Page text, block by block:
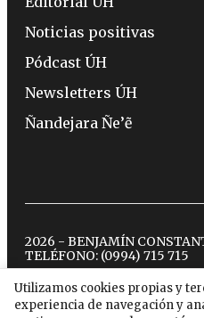
Utilizamos cookies propias y
experiencia de navegación y
Noticias positivas
Pódcast ÚH
Newsletters ÚH
Ñandejara Ñe’ẽ
2026 - BENJAMÍN
TELÉFONO: (0994) 715 715